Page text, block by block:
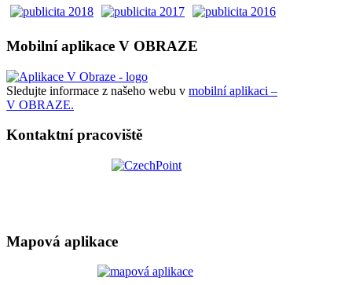
Mobilní aplikace V OBRAZE
Sledujte informace z našeho webu v mobilní aplikaci –
V OBRAZE.
Kontaktní pracoviště
Mapová aplikace